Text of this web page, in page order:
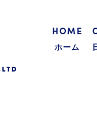
HOME
ホーム